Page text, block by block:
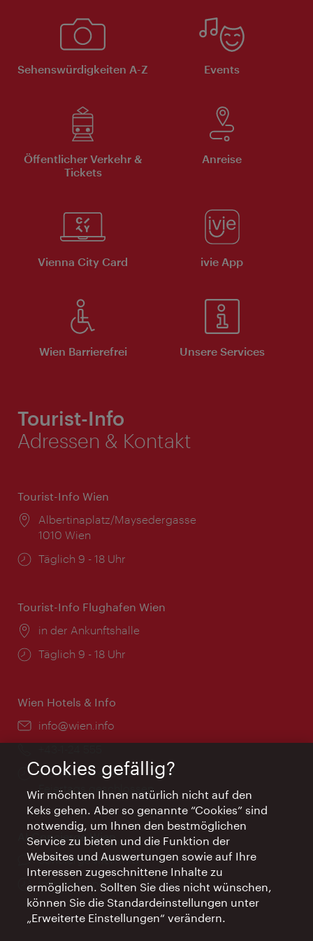
Sehenswürdigkeiten A-Z Events
Öffentlicher Verkehr &
Tickets
Anreise
Vienna City Card ivie App
Wien Barrierefrei Unsere Services
Tourist-Info
Adressen & Kontakt
Tourist-Info Wien
Ort:
Albertinaplatz/Maysedergasse
1010 Wien
Öffnungszeiten:
Täglich 9 - 18 Uhr
Tourist-Info Flughafen Wien
Ort:
in der Ankunftshalle
Öffnungszeiten:
Täglich 9 - 18 Uhr
Wien Hotels & Info
Email:
info@wien.info
Öffnungszeiten:
Montag - Freitag 9 – 17 Uhr
Feiertags geschlossen
AI Concierge Wien
Ort:
concierge.wien.info
Öffnungszeiten:
Informationen rund um die Uhr
Cookies gefällig?
Wir möchten Ihnen natürlich nicht auf den
Keks gehen. Aber so genannte “Cookies” sind
notwendig, um Ihnen den bestmöglichen
Service zu bieten und die Funktion der
Websites und Auswertungen sowie auf Ihre
Interessen zugeschnittene Inhalte zu
ermöglichen. Sollten Sie dies nicht wünschen,
können Sie die Standardeinstellungen unter
„Erweiterte Einstellungen“ verändern.